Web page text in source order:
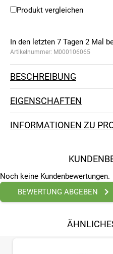
Produkt vergleichen
In den letzten 7 Tagen 2 Mal
Artikelnummer: M000106065
BESCHREIBUNG
EIGENSCHAFTEN
INFORMATIONEN ZU
Noch keine Kundenbewertungen.
BEWERTUNG ABGEBEN